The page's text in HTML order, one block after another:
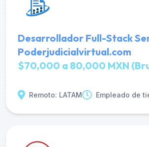
Desarrollador Full-Stack
Poderjudicialvirtual.com
$70,000 a 80,000 MXN
Remoto: LATAM Empleado de